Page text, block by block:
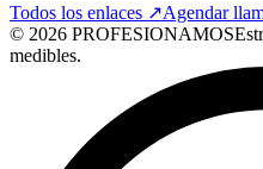
Todos los enlaces ↗Agendar
© 2026 PROFESIONAMOS
medibles.